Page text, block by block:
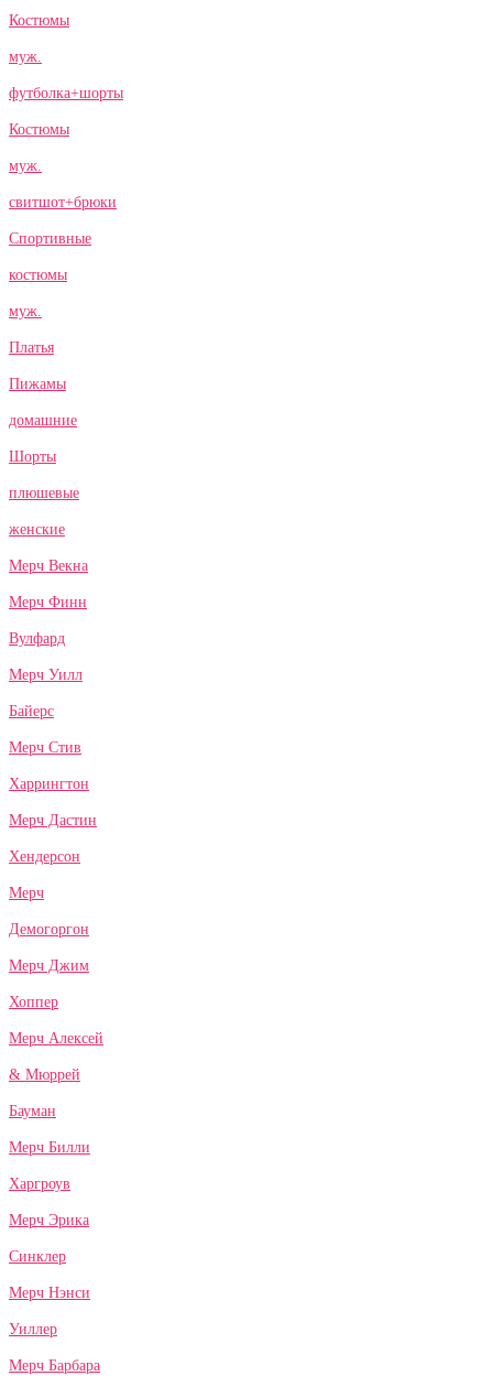
Костюмы
муж.
футболка+шорты
Костюмы
муж.
свитшот+брюки
Спортивные
костюмы
муж.
Платья
Пижамы
домашние
Шорты
плюшевые
женские
Мерч Векна
Мерч Финн
Вулфард
Мерч Уилл
Байерс
Мерч Стив
Харрингтон
Мерч Дастин
Хендерсон
Мерч
Демогоргон
Мерч Джим
Хоппер
Мерч Алексей
& Мюррей
Бауман
Мерч Билли
Харгроув
Мерч Эрика
Синклер
Мерч Нэнси
Уиллер
Мерч Барбара